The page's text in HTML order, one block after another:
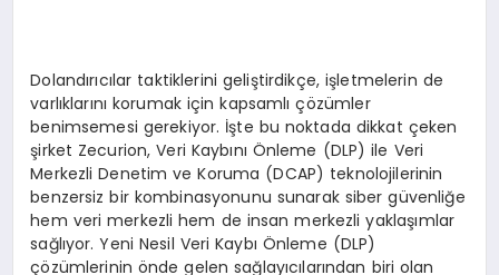
Dolandırıcılar taktiklerini geliştirdikçe, işletmelerin de
varlıklarını korumak için kapsamlı çözümler
benimsemesi gerekiyor. İşte bu noktada dikkat çeken
şirket Zecurion, Veri Kaybını Önleme (DLP) ile Veri
Merkezli Denetim ve Koruma (DCAP) teknolojilerinin
benzersiz bir kombinasyonunu sunarak siber güvenliğe
hem veri merkezli hem de insan merkezli yaklaşımlar
sağlıyor. Yeni Nesil Veri Kaybı Önleme (DLP)
çözümlerinin önde gelen sağlayıcılarından biri olan